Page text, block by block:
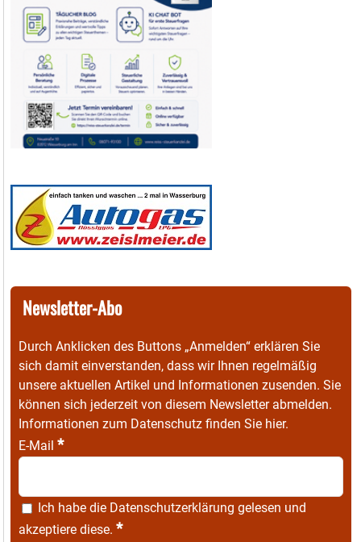
Newsletter-Abo
Durch Anklicken des Buttons „Anmelden“ erklären Sie
sich damit einverstanden, dass wir Ihnen regelmäßig
unsere aktuellen Artikel und Informationen zusenden. Sie
können sich jederzeit von diesem Newsletter abmelden.
Informationen zum Datenschutz finden Sie hier.
E-Mail *
Ich habe die Datenschutzerklärung gelesen und
akzeptiere diese. *